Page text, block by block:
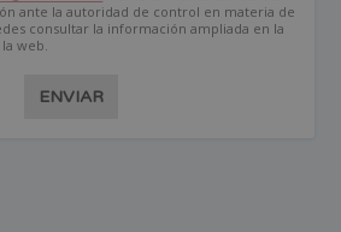
ante la autoridad de control en materia de
consultar la información ampliada en la
web.
ENVIAR